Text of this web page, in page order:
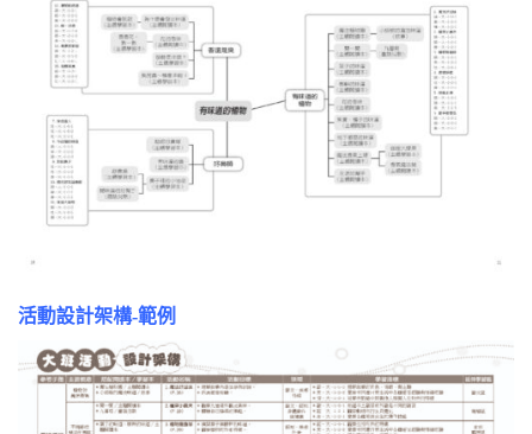
活動設計架構-範例